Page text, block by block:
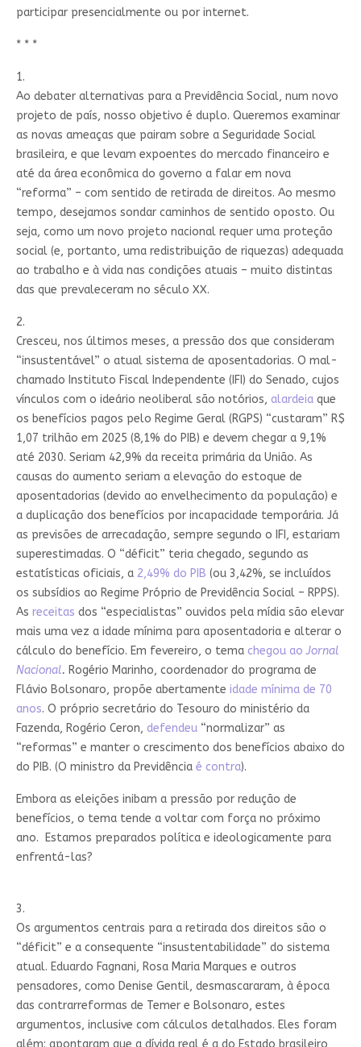
participar presencialmente ou por internet.
* * *
1.
Ao debater alternativas para a Previdência Social, num novo
projeto de país, nosso objetivo é duplo. Queremos examinar
as novas ameaças que pairam sobre a Seguridade Social
brasileira, e que levam expoentes do mercado financeiro e
até da área econômica do governo a falar em nova
“reforma” – com sentido de retirada de direitos. Ao mesmo
tempo, desejamos sondar caminhos de sentido oposto. Ou
seja, como um novo projeto nacional requer uma proteção
social (e, portanto, uma redistribuição de riquezas) adequada
ao trabalho e à vida nas condições atuais – muito distintas
das que prevaleceram no século XX.
2.
Cresceu, nos últimos meses, a pressão dos que consideram
“insustentável” o atual sistema de aposentadorias. O mal-
chamado Instituto Fiscal Independente (IFI) do Senado, cujos
vínculos com o ideário neoliberal são notórios, alardeiaque
os benefícios pagos pelo Regime Geral (RGPS) “custaram” R$
1,07 trilhão em 2025 (8,1% do PIB) e devem chegar a 9,1%
até 2030. Seriam 42,9% da receita primária da União. As
causas do aumento seriam a elevação do estoque de
aposentadorias (devido ao envelhecimento da população) e
a duplicação dos benefícios por incapacidade temporária. Já
as previsões de arrecadação, sempre segundo o IFI, estariam
superestimadas. O “déficit” teria chegado, segundo as
estatísticas oficiais, a 2,49% do PIB (ou 3,42%, se incluídos
os subsídios ao Regime Próprio de Previdência Social – RPPS).
As receitas dos “especialistas” ouvidos pela mídia são elevar
mais uma vez a idade mínima para aposentadoria e alterar o
cálculo do benefício. Em fevereiro, o tema chegou aoJornal
Nacional. Rogério Marinho, coordenador do programa de
Flávio Bolsonaro, propõe abertamente idade mínima de 70
anos. O próprio secretário do Tesouro do ministério da
Fazenda, Rogério Ceron, defendeu“normalizar” as
“reformas” e manter o crescimento dos benefícios abaixo do
do PIB. (O ministro da Previdência é contra).
Embora as eleições inibam a pressão por redução de
benefícios, o tema tende a voltar com força no próximo
ano. Estamos preparados política e ideologicamente para
enfrentá-las?
3.
Os argumentos centrais para a retirada dos direitos são o
“déficit” e a consequente “insustentabilidade” do sistema
atual. Eduardo Fagnani, Rosa Maria Marques e outros
pensadores, como Denise Gentil, desmascararam, à época
das contrarreformas de Temer e Bolsonaro, estes
argumentos, inclusive com cálculos detalhados. Eles foram
além: apontaram que a dívida real é a do Estado brasileiro